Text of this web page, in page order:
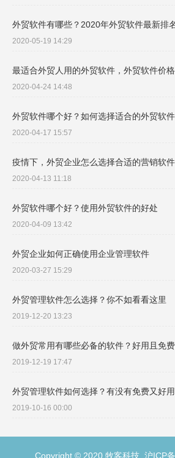
外贸软件有哪些？2020年外贸软件最新排
2020-05-19 14:29
最适合外贸人用的外贸软件，外贸软件价格
2020-04-24 14:48
外贸软件哪个好？如何选择适合的外贸软件
2020-04-17 15:57
疫情下，外贸企业怎么选择合适的营销软件
2020-04-13 11:18
外贸软件哪个好？使用外贸软件的好处
2020-04-09 13:42
外贸企业如何正确使用企业管理软件
2020-03-27 15:29
外贸管理软件怎么选择？你不如看看这里
2019-12-20 13:23
做外贸常用有哪些必备的软件？好用且免
2019-12-19 17:47
外贸管理软件如何选择？有没有免费又好
2019-10-16 00:00
Copyright © 2020 牧客科技 沪ICP